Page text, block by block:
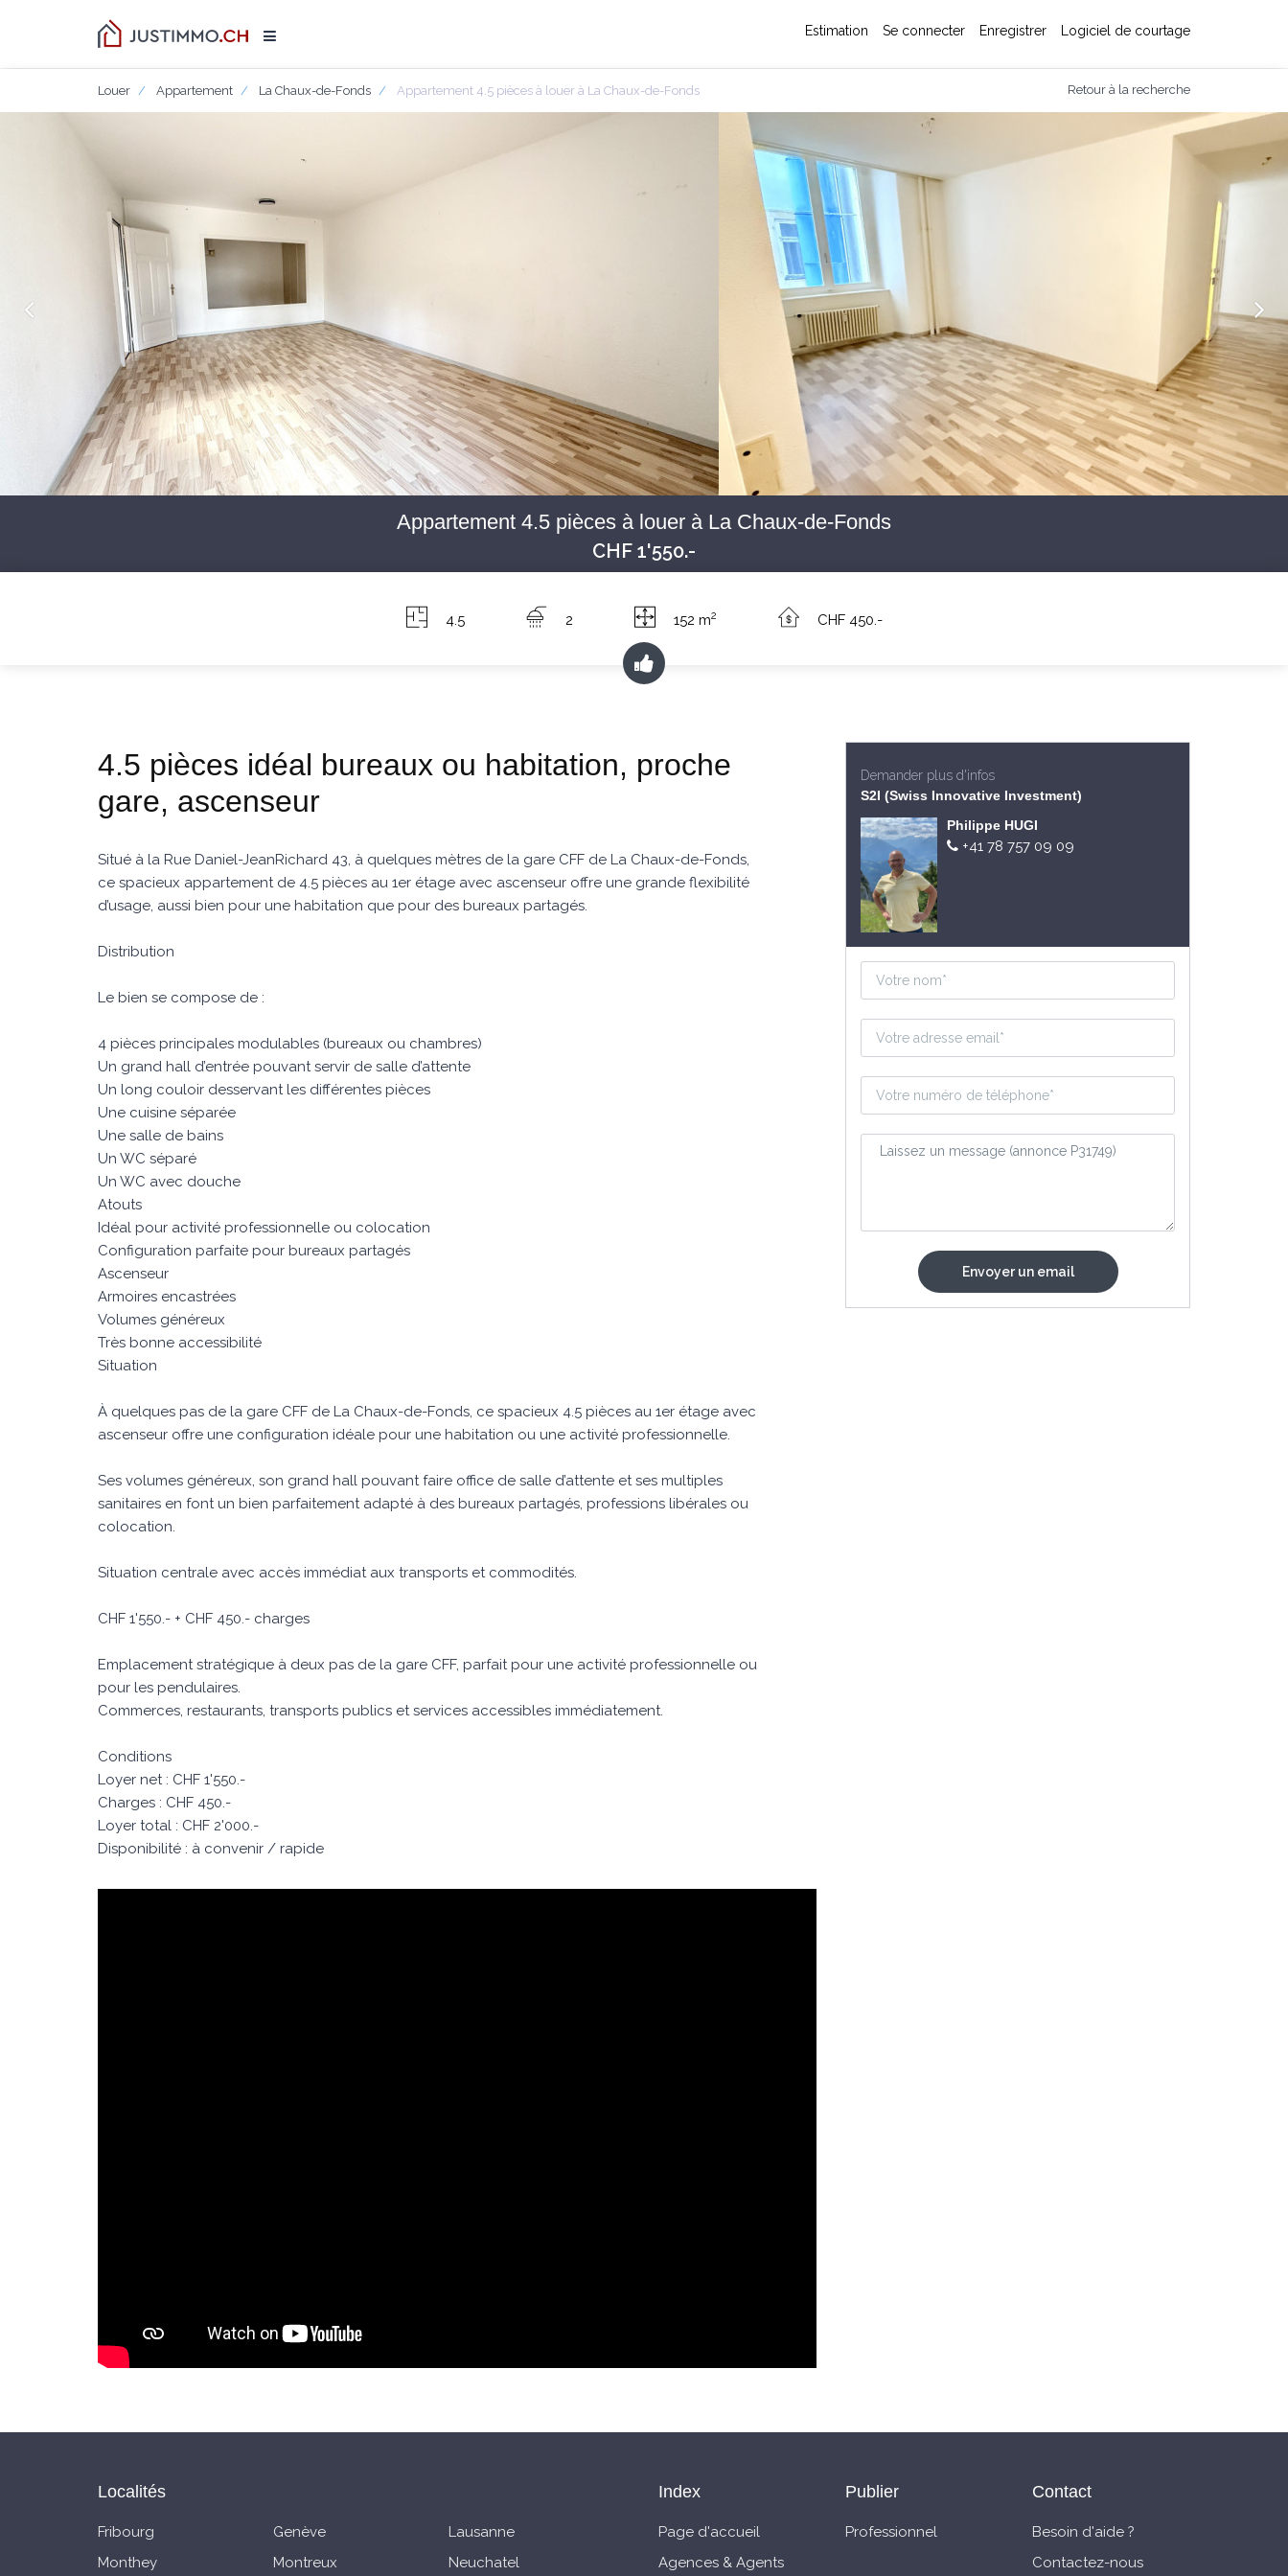
Estimation Se connecter Enregistrer Logiciel de courtage
Louer Appartement La Chaux-de-Fonds Appartement 4.5 pièces à louer à La Chaux-de-Fonds Retour à la recherche
Appartement 4.5 pièces à louer à La Chaux-de-Fonds
CHF 1'550.-
4.5 2 152 m2 CHF 450.-
4.5 pièces idéal bureaux ou habitation, proche
gare, ascenseur
Situé à la Rue Daniel-JeanRichard 43, à quelques mètres de la gare CFF de La Chaux-de-Fonds,
ce spacieux appartement de 4.5 pièces au 1er étage avec ascenseur offre une grande flexibilité
d’usage, aussi bien pour une habitation que pour des bureaux partagés.
Distribution
Le bien se compose de :
4 pièces principales modulables (bureaux ou chambres)
Un grand hall d’entrée pouvant servir de salle d’attente
Un long couloir desservant les différentes pièces
Une cuisine séparée
Une salle de bains
Un WC séparé
Un WC avec douche
Atouts
Idéal pour activité professionnelle ou colocation
Configuration parfaite pour bureaux partagés
Ascenseur
Armoires encastrées
Volumes généreux
Très bonne accessibilité
Situation
À quelques pas de la gare CFF de La Chaux-de-Fonds, ce spacieux 4.5 pièces au 1er étage avec
ascenseur offre une configuration idéale pour une habitation ou une activité professionnelle.
Ses volumes généreux, son grand hall pouvant faire office de salle d’attente et ses multiples
sanitaires en font un bien parfaitement adapté à des bureaux partagés, professions libérales ou
colocation.
Situation centrale avec accès immédiat aux transports et commodités.
CHF 1'550.- + CHF 450.- charges
Emplacement stratégique à deux pas de la gare CFF, parfait pour une activité professionnelle ou
pour les pendulaires.
Commerces, restaurants, transports publics et services accessibles immédiatement.
Conditions
Loyer net : CHF 1'550.-
Charges : CHF 450.-
Loyer total : CHF 2'000.-
Disponibilité : à convenir / rapide
Demander plus d'infos
S2I (Swiss Innovative Investment)
Philippe HUGI
+41 78 757 09 09
Localités
Fribourg Genève
Lausanne
Monthey
Montreux Neuchatel
Index
Page d'accueil
Agences & Agents
Publier
Professionnel
Contact
Besoin d'aide ?
Contactez-nous